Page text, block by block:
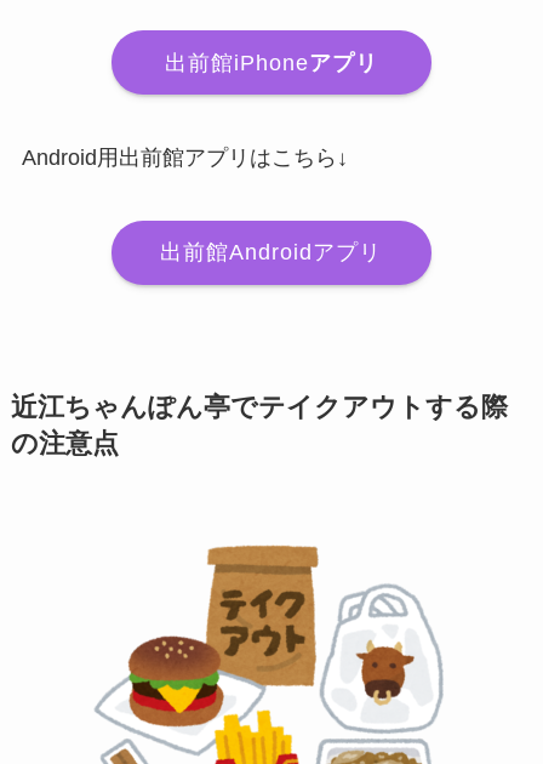
出前館iPhoneアプリ
Android用出前館アプリはこちら↓
出前館Androidアプリ
近江ちゃんぽん亭でテイクアウトする際
の注意点